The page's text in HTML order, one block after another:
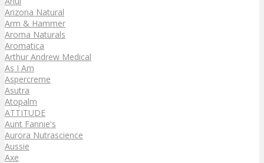
Arizona Natural
Arm & Hammer
Aroma Naturals
Aromatica
Arthur Andrew Medical
As I Am
Aspercreme
Asutra
Atopalm
ATTITUDE
Aunt Fannie's
Aurora Nutrascience
Aussie
Axe